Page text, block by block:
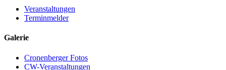
Veranstaltungen
Terminmelder
Galerie
Cronenberger Fotos
CW-Veranstaltungen